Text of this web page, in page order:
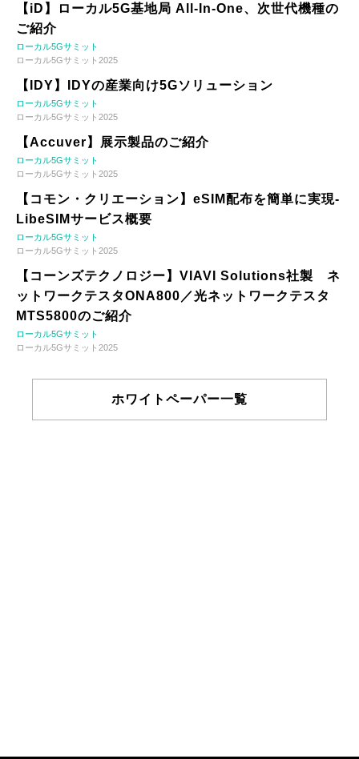
【iD】ローカル5G基地局 All-In-One、次世代機種の
ご紹介
ローカル5Gサミット
ローカル5Gサミット2025
【IDY】IDYの産業向け5Gソリューション
ローカル5Gサミット
ローカル5Gサミット2025
【Accuver】展示製品のご紹介
ローカル5Gサミット
ローカル5Gサミット2025
【コモン・クリエーション】eSIM配布を簡単に実現-
LibeSIMサービス概要
ローカル5Gサミット
ローカル5Gサミット2025
【コーンズテクノロジー】VIAVI Solutions社製 ネ
ットワークテスタONA800／光ネットワークテスタ
MTS5800のご紹介
ローカル5Gサミット
ローカル5Gサミット2025
ホワイトペーパー一覧